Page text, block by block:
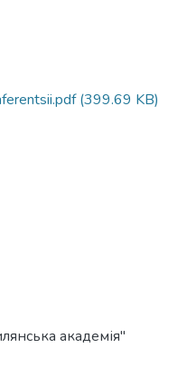
(399.69 KB)
академія"